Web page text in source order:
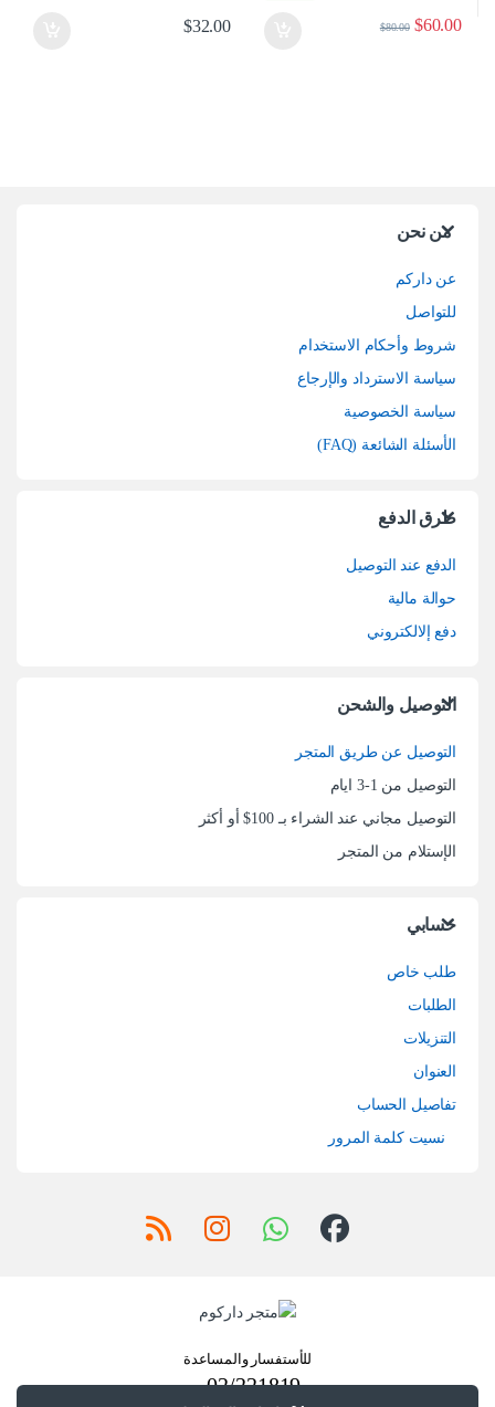
$60.00
$80.00
$32.00
من نحن
عن داركم
للتواصل
شروط وأحكام الاستخدام
سياسة الاسترداد والإرجاع
سياسة الخصوصية
الأسئلة الشائعة (FAQ)
طرق الدفع
الدفع عند التوصيل
حوالة مالية
دفع إلالكتروني
التوصيل والشحن
التوصيل عن طريق المتجر
التوصيل من 1-3 ايام
التوصيل مجاني عند الشراء بـ 100$ أو أكثر
الإستلام من المتجر
حسابي
طلب خاص
الطلبات
التنزيلات
العنوان
تفاصيل الحساب
نسيت كلمة المرور
للأستفسار والمساعدة
02/221819 -